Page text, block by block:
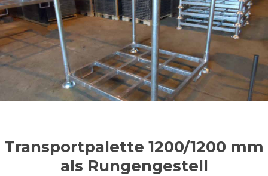
Transportpalette 1200/1200 mm
als Rungengestell